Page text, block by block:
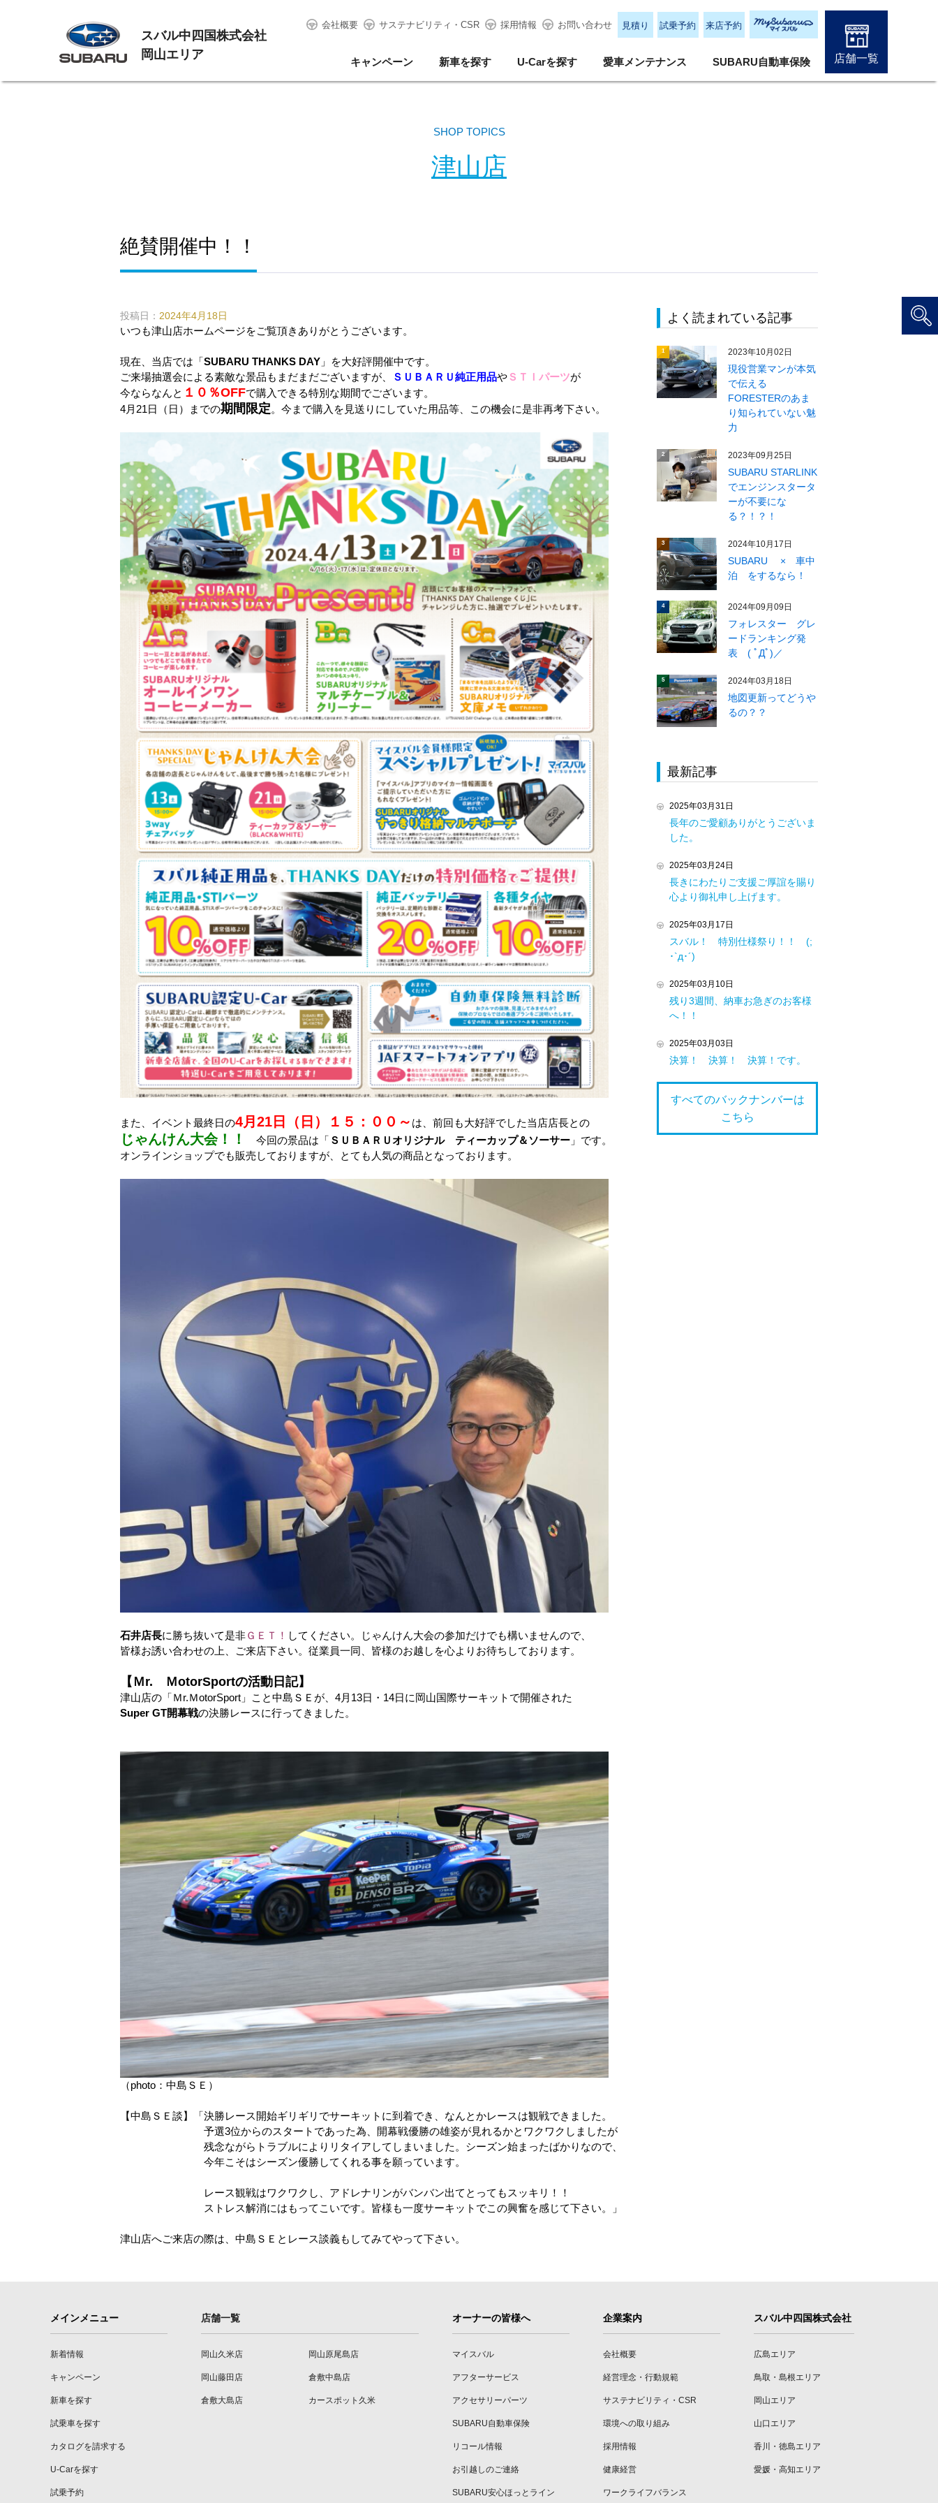
スバル中四国株式会社
岡山エリア
会社概要 サステナビリティ・CSR 採用情報 お問い合わせ 見積り 試乗予約 来店予約
キャンペーン 新車を探す U-Carを探す 愛車メンテナンス SUBARU自動車保険 店舗一覧
SHOP TOPICS
津山店
絶賛開催中！！
投稿日： 2024年4月18日
いつも津山店ホームページをご覧頂きありがとうございます。
現在、当店では「SUBARU THANKS DAY 」を大好評開催中です。
ご来場抽選会による素敵な景品もまだまだございますが、
ＳＵＢＡＲＵ純正用品や ＳＴＩパーツが
今ならなんと １０％OFFで購入できる特別な期間でございます。
4月21日（日）までの期間限定。今まで購入を見送りにしていた用品等、この機会に是非再考下さい。
また、イベント最終日の4月21日（日）１５：００～ は、前回も大好評でした当店店長との
じゃんけん大会！！ 今回の景品は「 ＳＵＢＡＲＵオリジナル ティーカップ＆ソーサー 」です。
オンラインショップでも販売しておりますが、とても人気の商品となっております。
石井店長に勝ち抜いて是非ＧＥＴ！ してください。じゃんけん大会の参加だけでも構いませんので、
皆様お誘い合わせの上、ご来店下さい。従業員一同、皆様のお越しを心よりお待ちしております。
【Ｍr. ＭotorSportの活動日記】
津山店の「Ｍr.ＭotorSport」こと中島ＳＥが、4月13日・14日に岡山国際サーキットで開催された
Super GT開幕戦の決勝レースに行ってきました。
（photo：中島ＳＥ）
【中島ＳＥ談】「決勝レース開始ギリギリでサーキットに到着でき、なんとかレースは観戦できました。
予選3位からのスタートであった為、開幕戦優勝の雄姿が見れるかとワクワクしましたが
残念ながらトラブルによりリタイアしてしまいました。シーズン始まったばかりなので、
今年こそはシーズン優勝してくれる事を願っています。
レース観戦はワクワクし、アドレナリンがバンバン出てとってもスッキリ！！
ストレス解消にはもってこいです。皆様も一度サーキットでこの興奮を感じて下さい。」
津山店へご来店の際は、中島ＳＥとレース談義もしてみてやって下さい。
よく読まれている記事
1 2023年10月02日
現役営業マンが本気
で伝える
FORESTERのあま
り知られていない魅
力
2 2023年09月25日
SUBARU STARLINK
でエンジンスタータ
ーが不要にな
る？！？！
3 2024年10月17日
SUBARU × 車中
泊 をするなら！
4 2024年09月09日
フォレスター グレ
ードランキング発
表 ( ﾟДﾟ)／
5 2024年03月18日
地図更新ってどうや
るの？？
最新記事
2025年03月31日
長年のご愛顧ありがとうございま
した。
2025年03月24日
長きにわたりご支援ご厚誼を賜り
心より御礼申し上げます。
2025年03月17日
スバル！ 特別仕様祭り！！ (;
･`д･´)
2025年03月10日
残り3週間、納車お急ぎのお客様
へ！！
2025年03月03日
決算！ 決算！ 決算！です。
すべてのバックナンバーは
こちら
メインメニュー
新着情報
キャンペーン
新車を探す
試乗車を探す
カタログを請求する
U-Carを探す
試乗予約
店舗一覧
岡山久米店 岡山原尾島店
岡山藤田店 倉敷中島店
倉敷大島店 カースポット久米
オーナーの皆様へ
マイスバル
アフターサービス
アクセサリーパーツ
SUBARU自動車保険
リコール情報
お引越しのご連絡
SUBARU安心ほっとライン
企業案内
会社概要
経営理念・行動規範
サステナビリティ・CSR
環境への取り組み
採用情報
健康経営
ワークライフバランス
スバル中四国株式会社
広島エリア
鳥取・島根エリア
岡山エリア
山口エリア
香川・徳島エリア
愛媛・高知エリア